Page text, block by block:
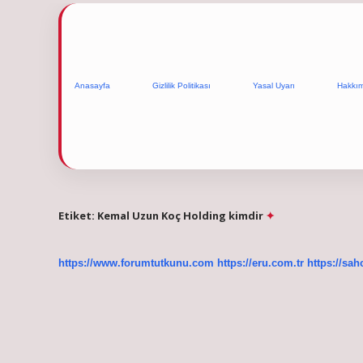
Anasayfa Gizlilik Politikası Yasal Uyarı
Etiket: Kemal Uzun Koç Holding kimdir
https://www.forumtutkunu.com https://eru.com.tr https://